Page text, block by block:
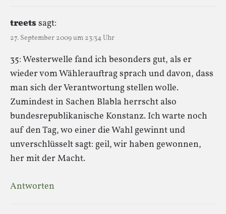
treetssagt:
27. September 2009 um 23:34 Uhr
35: Westerwelle fand ich besonders gut, als er
wieder vom Wählerauftrag sprach und davon, dass
man sich der Verantwortung stellen wolle.
Zumindest in Sachen Blabla herrscht also
bundesrepublikanische Konstanz. Ich warte noch
auf den Tag, wo einer die Wahl gewinnt und
unverschlüsselt sagt: geil, wir haben gewonnen,
her mit der Macht.
Antworten